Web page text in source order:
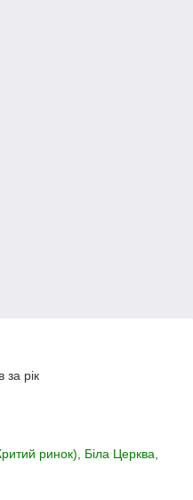
за рік
ринок), Біла Церква,